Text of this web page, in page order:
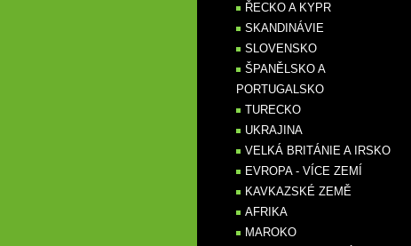
ŘECKO A KYPR
SKANDINÁVIE
SLOVENSKO
ŠPANĚLSKO A
PORTUGALSKO
TURECKO
UKRAJINA
VELKÁ BRITÁNIE A IRSKO
EVROPA - VÍCE ZEMÍ
KAVKAZSKÉ ZEMĚ
AFRIKA
MAROKO